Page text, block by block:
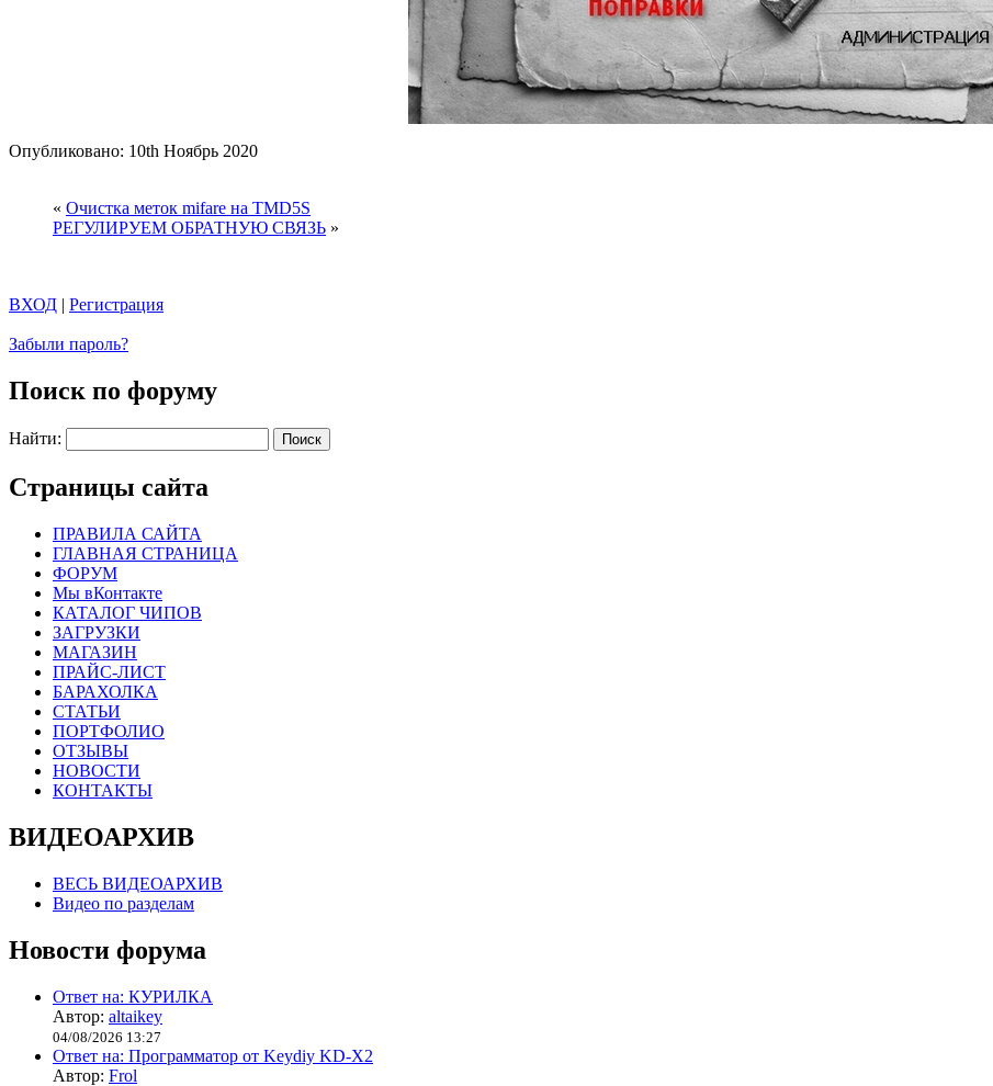
Опубликовано: 10th Ноябрь 2020
« Очистка меток mifare на TMD5S
РЕГУЛИРУЕМ ОБРАТНУЮ СВЯЗЬ »
ВХОД | Регистрация
Забыли пароль?
Поиск по форуму
Найти:
Страницы сайта
ПРАВИЛА САЙТА
ГЛАВНАЯ СТРАНИЦА
ФОРУМ
Мы вКонтакте
КАТАЛОГ ЧИПОВ
ЗАГРУЗКИ
МАГАЗИН
ПРАЙС-ЛИСТ
БАРАХОЛКА
СТАТЬИ
ПОРТФОЛИО
ОТЗЫВЫ
НОВОСТИ
КОНТАКТЫ
ВИДЕОАРХИВ
ВЕСЬ ВИДЕОАРХИВ
Видео по разделам
Новости форума
Ответ на: КУРИЛКА
Автор: altaikey
04/08/2026 13:27
Ответ на: Программатор от Keydiy KD-X2
Автор: Frol